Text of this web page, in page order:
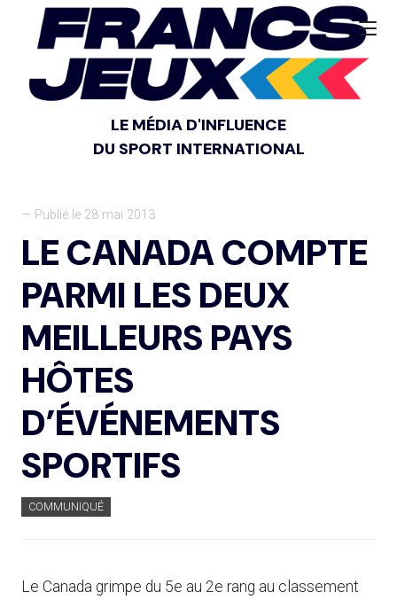
LE MÉDIA D'INFLUENCE
DU SPORT INTERNATIONAL
— Publié le 28 mai 2013
LE CANADA COMPTE
PARMI LES DEUX
MEILLEURS PAYS
HÔTES
D’ÉVÉNEMENTS
SPORTIFS
COMMUNIQUÉ
Le Canada grimpe du 5e au 2e rang au classement